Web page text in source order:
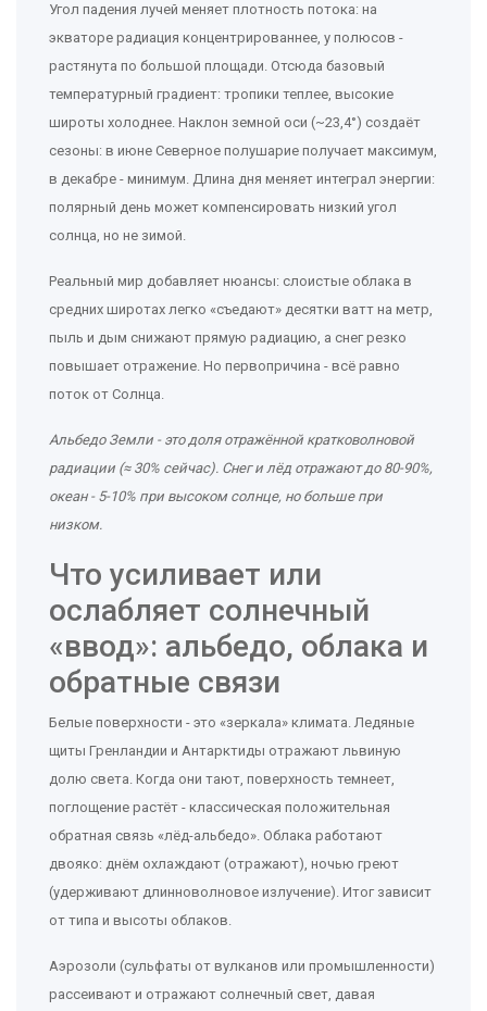
Угол падения лучей меняет плотность потока: на
экваторе радиация концентрированнее, у полюсов -
растянута по большой площади. Отсюда базовый
температурный градиент: тропики теплее, высокие
широты холоднее. Наклон земной оси (~23,4°) создаёт
сезоны: в июне Северное полушарие получает максимум,
в декабре - минимум. Длина дня меняет интеграл энергии:
полярный день может компенсировать низкий угол
солнца, но не зимой.
Реальный мир добавляет нюансы: слоистые облака в
средних широтах легко «съедают» десятки ватт на метр,
пыль и дым снижают прямую радиацию, а снег резко
повышает отражение. Но первопричина - всё равно
поток от Солнца.
Альбедо Земли - этодоля отражённой кратковолновой
радиации (≈ 30% сейчас). Снег и лёд отражают до 80-90%,
океан - 5-10% при высоком солнце, но больше при
низком.
Что усиливает или
ослабляет солнечный
«ввод»: альбедо, облака и
обратные связи
Белые поверхности - это «зеркала» климата. Ледяные
щиты Гренландии и Антарктиды отражают львиную
долю света. Когда они тают, поверхность темнеет,
поглощение растёт - классическая положительная
обратная связь «лёд-альбедо». Облака работают
двояко: днём охлаждают (отражают), ночью греют
(удерживают длинноволновое излучение). Итог зависит
от типа и высоты облаков.
Аэрозоли (сульфаты от вулканов или промышленности)
рассеивают и отражают солнечный свет, давая